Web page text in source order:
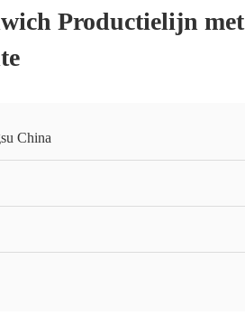
Productielijn met
China